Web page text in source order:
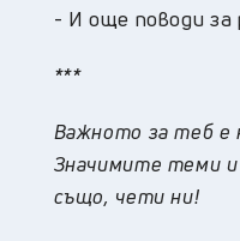
- И още поводи за
***
Важното за теб е
Значимите теми и
също, чети ни!